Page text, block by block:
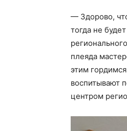
— Здорово,
тогда не
плеяда
этим
воспитывают
центром